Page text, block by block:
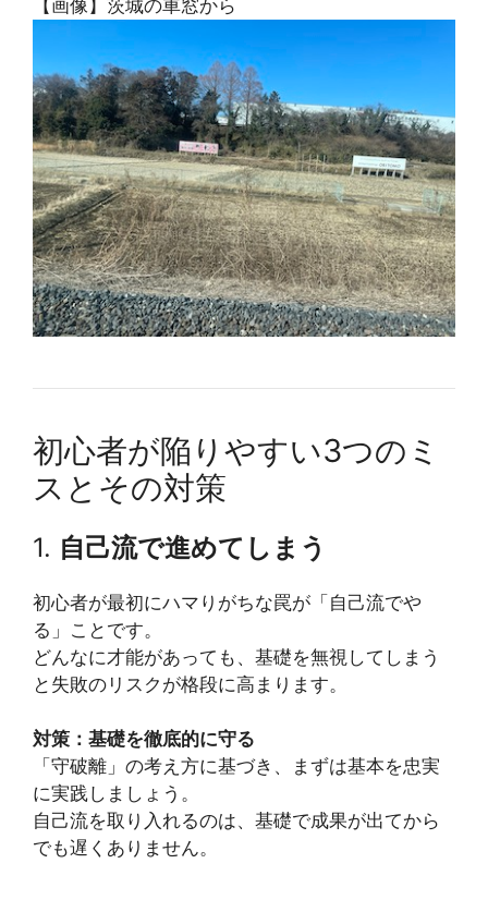
【画像】茨城の車窓から
初心者が陥りやすい3つのミ
スとその対策
1. 自己流で進めてしまう
初心者が最初にハマりがちな罠が「自己流でや
る」ことです。
どんなに才能があっても、基礎を無視してしまう
と失敗のリスクが格段に高まります。
対策：基礎を徹底的に守る
「守破離」の考え方に基づき、まずは基本を忠実
に実践しましょう。
自己流を取り入れるのは、基礎で成果が出てから
でも遅くありません。